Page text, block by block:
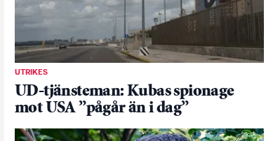
UTRIKES
UD-tjänsteman: Kubas spionage
mot USA ”pågår än i dag”